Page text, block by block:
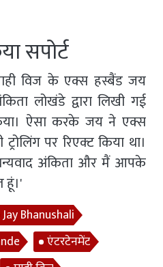
सपोर्ट
विज के एक्स हस्बैंड जय
लोखंडे द्वारा लिखी गई
ऐसा करके जय ने एक्स
पर रिएक्ट किया था।
अंकिता और मैं आपके
हूं।'
Jay Bhanushali
एंटरटेनमेंट